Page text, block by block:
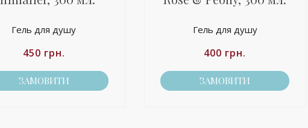
Гель для душу
450 грн.
ЗАМОВИТИ
Гель для душу
400 грн.
ЗАМОВИТИ